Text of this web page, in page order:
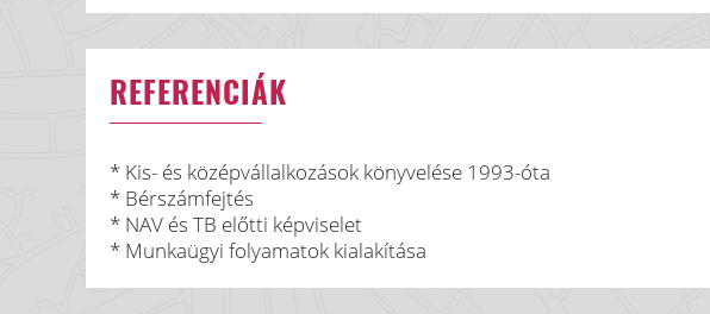
REFERENCIÁK
* Kis- és középvállalkozások könyvelése 1993-óta
* Bérszámfejtés
* NAV és TB előtti képviselet
* Munkaügyi folyamatok kialakítása